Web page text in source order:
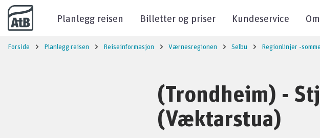
Til innhold
Planlegg reisen Billetter og priser Kundeservice
Forside Planlegg reisen Reiseinformasjon Værnesregionen Selbu Regionlinjer -
(Trondheim) -
(Væktarstua)